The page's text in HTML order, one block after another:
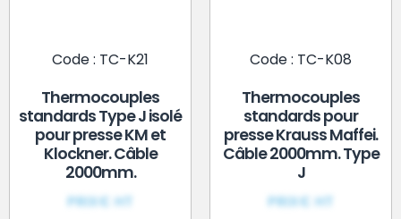
Code : TC-K21
Thermocouples
standards Type J isolé
pour presse KM et
Klockner. Câble
2000mm.
PRIX€ HT
Code : TC-K08
Thermocouples
standards pour
presse Krauss Maffei.
Câble 2000mm. Type
J
PRIX€ HT